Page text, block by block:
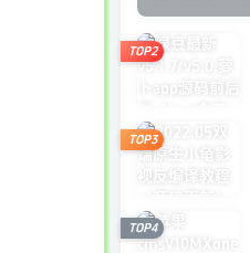
TOP2
TOP3
TOP4